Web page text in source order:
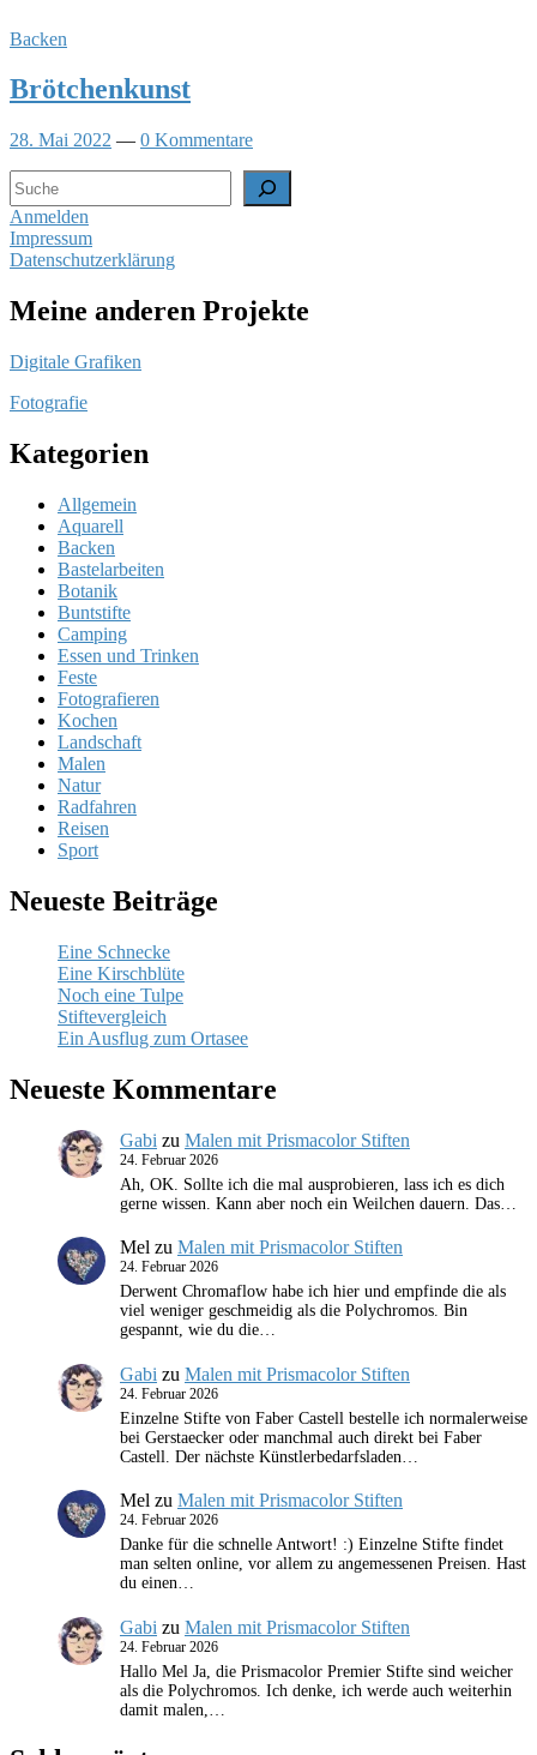
Backen
Brötchenkunst
28. Mai 2022 — 0 Kommentare
Suchen
Anmelden
Impressum
Datenschutzerklärung
Meine anderen Projekte
Digitale Grafiken
Fotografie
Kategorien
Allgemein
Aquarell
Backen
Bastelarbeiten
Botanik
Buntstifte
Camping
Essen und Trinken
Feste
Fotografieren
Kochen
Landschaft
Malen
Natur
Radfahren
Reisen
Sport
Neueste Beiträge
Eine Schnecke
Eine Kirschblüte
Noch eine Tulpe
Stiftevergleich
Ein Ausflug zum Ortasee
Neueste Kommentare
Gabi zu Malen mit Prismacolor Stiften
24. Februar 2026
Ah, OK. Sollte ich die mal ausprobieren, lass ich es dich
gerne wissen. Kann aber noch ein Weilchen dauern. Das…
Mel zu Malen mit Prismacolor Stiften
24. Februar 2026
Derwent Chromaflow habe ich hier und empfinde die als
viel weniger geschmeidig als die Polychromos. Bin
gespannt, wie du die…
Gabi zu Malen mit Prismacolor Stiften
24. Februar 2026
Einzelne Stifte von Faber Castell bestelle ich normalerweise
bei Gerstaecker oder manchmal auch direkt bei Faber
Castell. Der nächste Künstlerbedarfsladen…
Mel zu Malen mit Prismacolor Stiften
24. Februar 2026
Danke für die schnelle Antwort! :) Einzelne Stifte findet
man selten online, vor allem zu angemessenen Preisen. Hast
du einen…
Gabi zu Malen mit Prismacolor Stiften
24. Februar 2026
Hallo Mel Ja, die Prismacolor Premier Stifte sind weicher
als die Polychromos. Ich denke, ich werde auch weiterhin
damit malen,…